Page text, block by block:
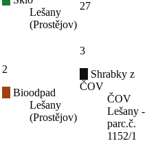
Lešany
(Prostějov)
27
2
Bioodpad
Lešany
(Prostějov)
3
Shrabky z
ČOV
ČOV
Lešany -
parc.č.
1152/1